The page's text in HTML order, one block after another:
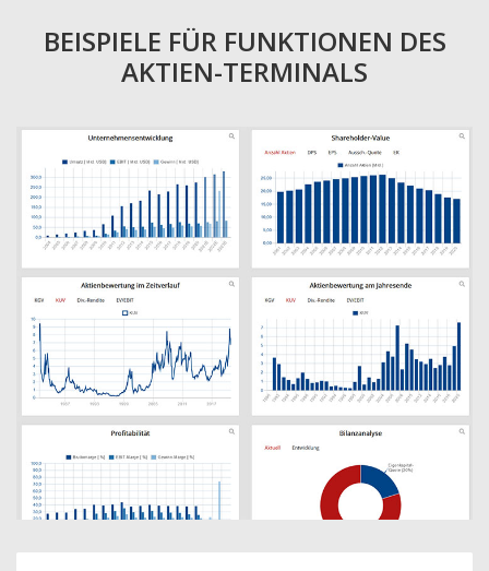
BEISPIELE FÜR FUNKTIONEN DES
AKTIEN-TERMINALS